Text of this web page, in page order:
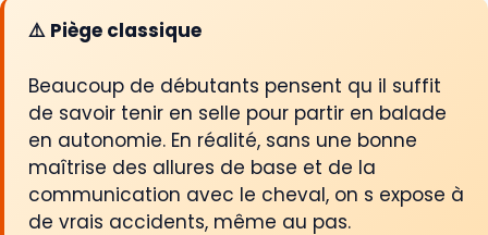
⚠️ Piège classique
Beaucoup de débutants pensent qu il suffit
de savoir tenir en selle pour partir en balade
en autonomie. En réalité, sans une bonne
maîtrise des allures de base et de la
communication avec le cheval, on s expose à
de vrais accidents, même au pas.